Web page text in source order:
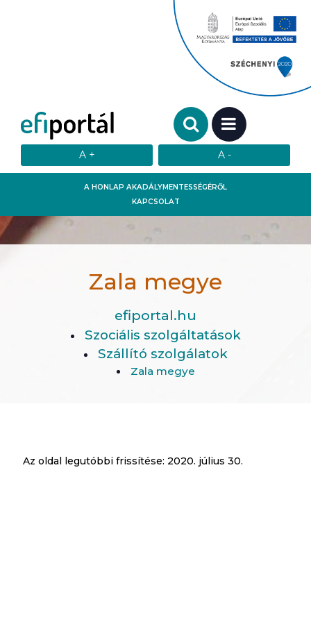
A HONLAP AKADÁLYMENTESSÉGÉRŐL
KAPCSOLAT
Keresendő szó:
MENÜ
Zala megye
efiportal.hu
Szociális szolgáltatások
Szállító szolgálatok
Zala megye
Az oldal legutóbbi frissítése: 2020. július 30.